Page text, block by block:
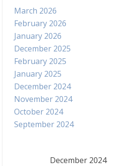
March 2026
February 2026
January 2026
December 2025
February 2025
January 2025
December 2024
November 2024
October 2024
September 2024
December 2024